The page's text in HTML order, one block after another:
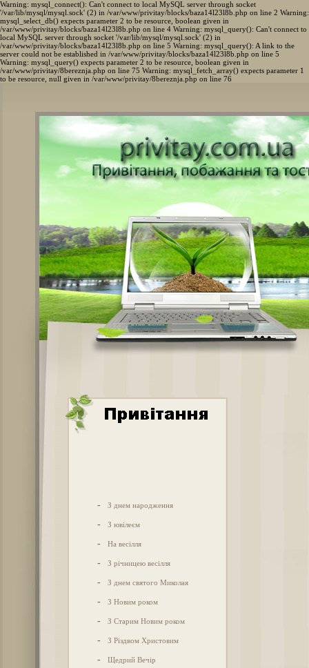
Warning: mysql_connect(): Can't connect to local MySQL server through socket
'/var/lib/mysql/mysql.sock' (2) in /var/www/privitay/blocks/baza14l23l8b.php on line 2 Warning:
mysql_select_db() expects parameter 2 to be resource, boolean given in
/var/www/privitay/blocks/baza14l23l8b.php on line 4 Warning: mysql_query(): Can't connect to
local MySQL server through socket '/var/lib/mysql/mysql.sock' (2) in
/var/www/privitay/blocks/baza14l23l8b.php on line 5 Warning: mysql_query(): A link to the
server could not be established in /var/www/privitay/blocks/baza14l23l8b.php on line 5
Warning: mysql_query() expects parameter 2 to be resource, boolean given in
/var/www/privitay/8bereznja.php on line 75 Warning: mysql_fetch_array() expects parameter 1
to be resource, null given in /var/www/privitay/8bereznja.php on line 76
- З днем народження
- З ювілеєм
- На весілля
- З річницею весілля
- З днем святого Миколая
- З Новим роком
- З Старим Новим роком
- З Різдвом Христовим
- Щедрий Вечір